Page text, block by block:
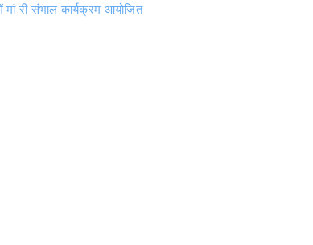
री संभाल कार्यक्रम आयोजित